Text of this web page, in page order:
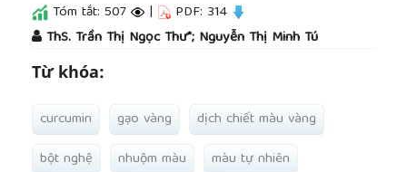
Tóm tắt: 507 | PDF: 314
ThS. Trần Thị Ngọc Thư*; Nguyễn Thị Minh Tú
Từ khóa:
curcumin gạo vàng
dịch chiết màu vàng
bột nghệ
nhuộm màu màu tự nhiên